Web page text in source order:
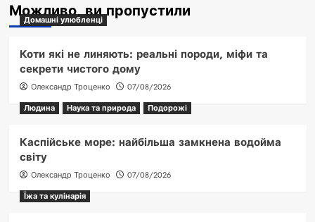
Можливо, ви пропустили
Домашні улюбленці
Коти які не линяють: реальні породи, міфи та
секрети чистого дому
Олександр Троценко
07/08/2026
Людина
Наука та природа Подорожі
Каспійське море: найбільша замкнена водойма
світу
Олександр Троценко
07/08/2026
Їжа та кулінарія